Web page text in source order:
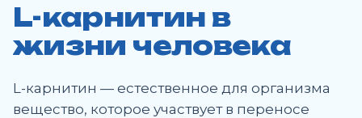
L-карнитин в
жизни человека
L-карнитин — естественное для организма
вещество, которое участвует в переносе